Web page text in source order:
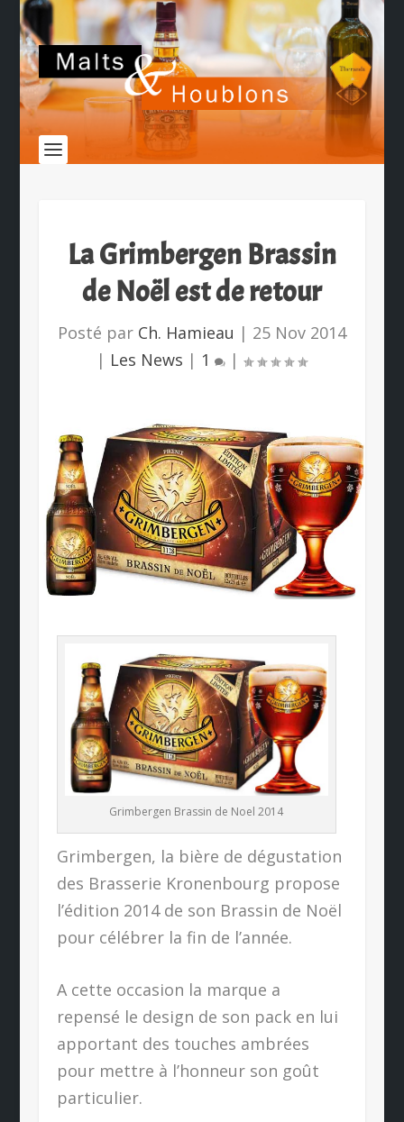
La Grimbergen Brassin
de Noël est de retour
Posté par Ch. Hamieau | 25 Nov 2014
| Les News | 1 |
Grimbergen Brassin de Noel 2014
Grimbergen, la bière de dégustation
des Brasserie Kronenbourg propose
l’édition 2014 de son Brassin de Noël
pour célébrer la fin de l’année.
A cette occasion la marque a
repensé le design de son pack en lui
apportant des touches ambrées
pour mettre à l’honneur son goût
particulier.